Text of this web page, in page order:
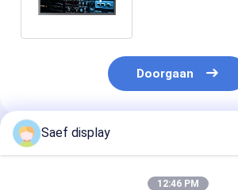
Doorgaan
Geadviseerde Producten
Saef display
12:46 PM